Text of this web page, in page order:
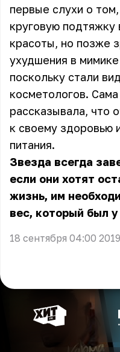
первые слухи о
круговую подтяжку
красоты, но позже
ухудшения в
поскольку стали
косметологов.
рассказывала, что
к своему здоровью
питания.
Звезда всегда
если они хотят
жизнь, им
вес, который был
18 сентября 04:00 2019